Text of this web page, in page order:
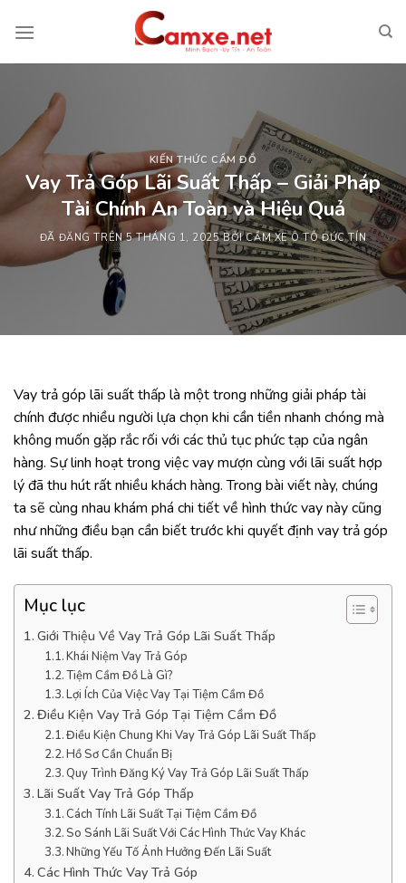
đến
KIẾN THỨC CẦM ĐỒ
Vay Trả Góp Lãi Suất Thấp – Giải Pháp
Tài Chính An Toàn và Hiệu Quả
ĐÃ ĐĂNG TRÊN5 THÁNG 1, 2025 BỞICẦM XE Ô TÔ ĐỨC TÍN
Vay trả góp lãi suất thấp là một trong những giải pháp tài
chính được nhiều người lựa chọn khi cần tiền nhanh chóng mà
không muốn gặp rắc rối với các thủ tục phức tạp của ngân
hàng. Sự linh hoạt trong việc vay mượn cùng với lãi suất hợp
lý đã thu hút rất nhiều khách hàng. Trong bài viết này, chúng
ta sẽ cùng nhau khám phá chi tiết về hình thức vay này cũng
như những điều bạn cần biết trước khi quyết định vay trả góp
lãi suất thấp.
Mục lục
Giới Thiệu Về Vay Trả Góp Lãi Suất Thấp
Khái Niệm Vay Trả Góp
Tiệm Cầm Đồ Là Gì?
Lợi Ích Của Việc Vay Tại Tiệm Cầm Đồ
Điều Kiện Vay Trả Góp Tại Tiệm Cầm Đồ
Điều Kiện Chung Khi Vay Trả Góp Lãi Suất Thấp
Hồ Sơ Cần Chuẩn Bị
Quy Trình Đăng Ký Vay Trả Góp Lãi Suất Thấp
Lãi Suất Vay Trả Góp Thấp
Cách Tính Lãi Suất Tại Tiệm Cầm Đồ
So Sánh Lãi Suất Với Các Hình Thức Vay Khác
Những Yếu Tố Ảnh Hưởng Đến Lãi Suất
Các Hình Thức Vay Trả Góp